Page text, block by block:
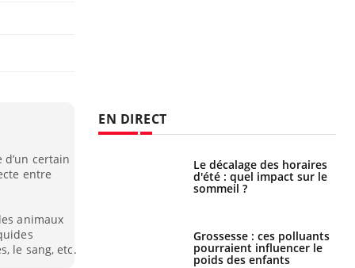
certain
entre
animaux
le sang, etc.
EN DIRECT
le mystère de la
de Proust"
au gluten : les
de la
Le décalage des horaires
d'été : quel impact sur le
sommeil ?
Grossesse : ces polluants
pourraient influencer le
poids des enfants